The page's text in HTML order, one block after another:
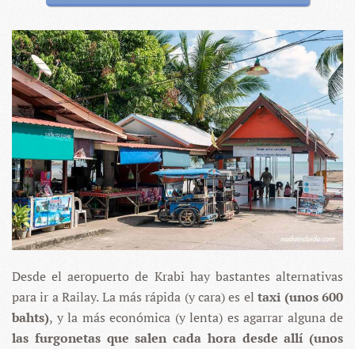
Desde el aeropuerto de Krabi hay bastantes alternativas
para ir a Railay. La más rápida (y cara) es eltaxi (unos 600
bahts), y la más económica (y lenta) es agarrar alguna de
las furgonetas que salen cada hora desde allí (unos